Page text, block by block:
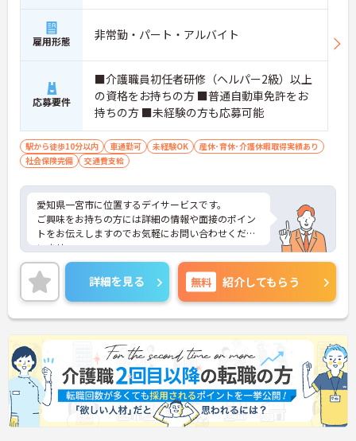
雇用形態 非常勤・パート・アルバイト
応募要件
■介護職員初任者研修（ヘルパー2級）以上
の資格をお持ちの方 ■普通自動車免許をお
持ちの方 ■未経験の方も応募可能
駅から徒歩10分以内 車通勤可 未経験OK
産休･育休･介護休暇取得実績あり
社会保険完備
交通費支給
愛知県一宮市に位置するデイサービスです。
ご興味をお持ちの方には詳細の情報や面接のポイン
トをお伝えしますのでお気軽にお問い合わせくださ
いませ。
詳細を見る 無料 紹介してもらう